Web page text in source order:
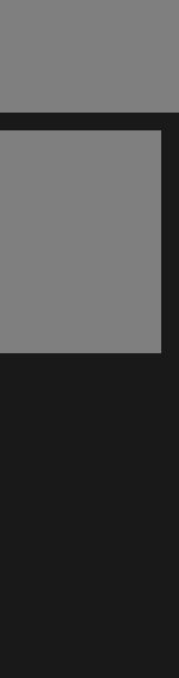
ventana)
ventana)